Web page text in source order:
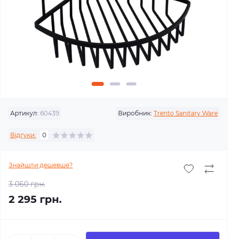
Артикул: 60439 Виробник: Trento Sanitary Ware
Відгуки: 0
Знайшли дешевше?
3 060 грн.
2 295 грн.